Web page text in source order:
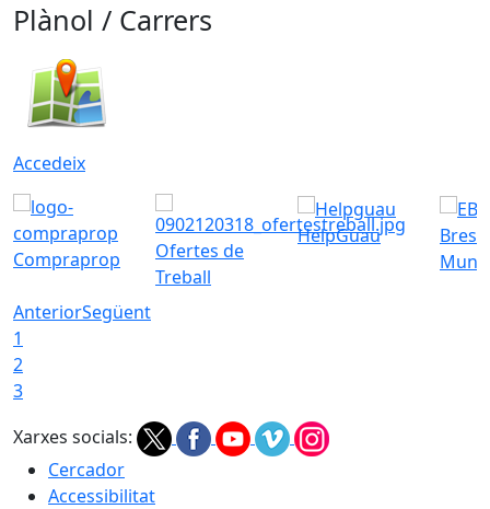
Plànol / Carrers
Accedeix
Compraprop
Ofertes de
Treball
HelpGuau
AnteriorSegüent
1
2
3
Xarxes socials:
Cercador
Accessibilitat